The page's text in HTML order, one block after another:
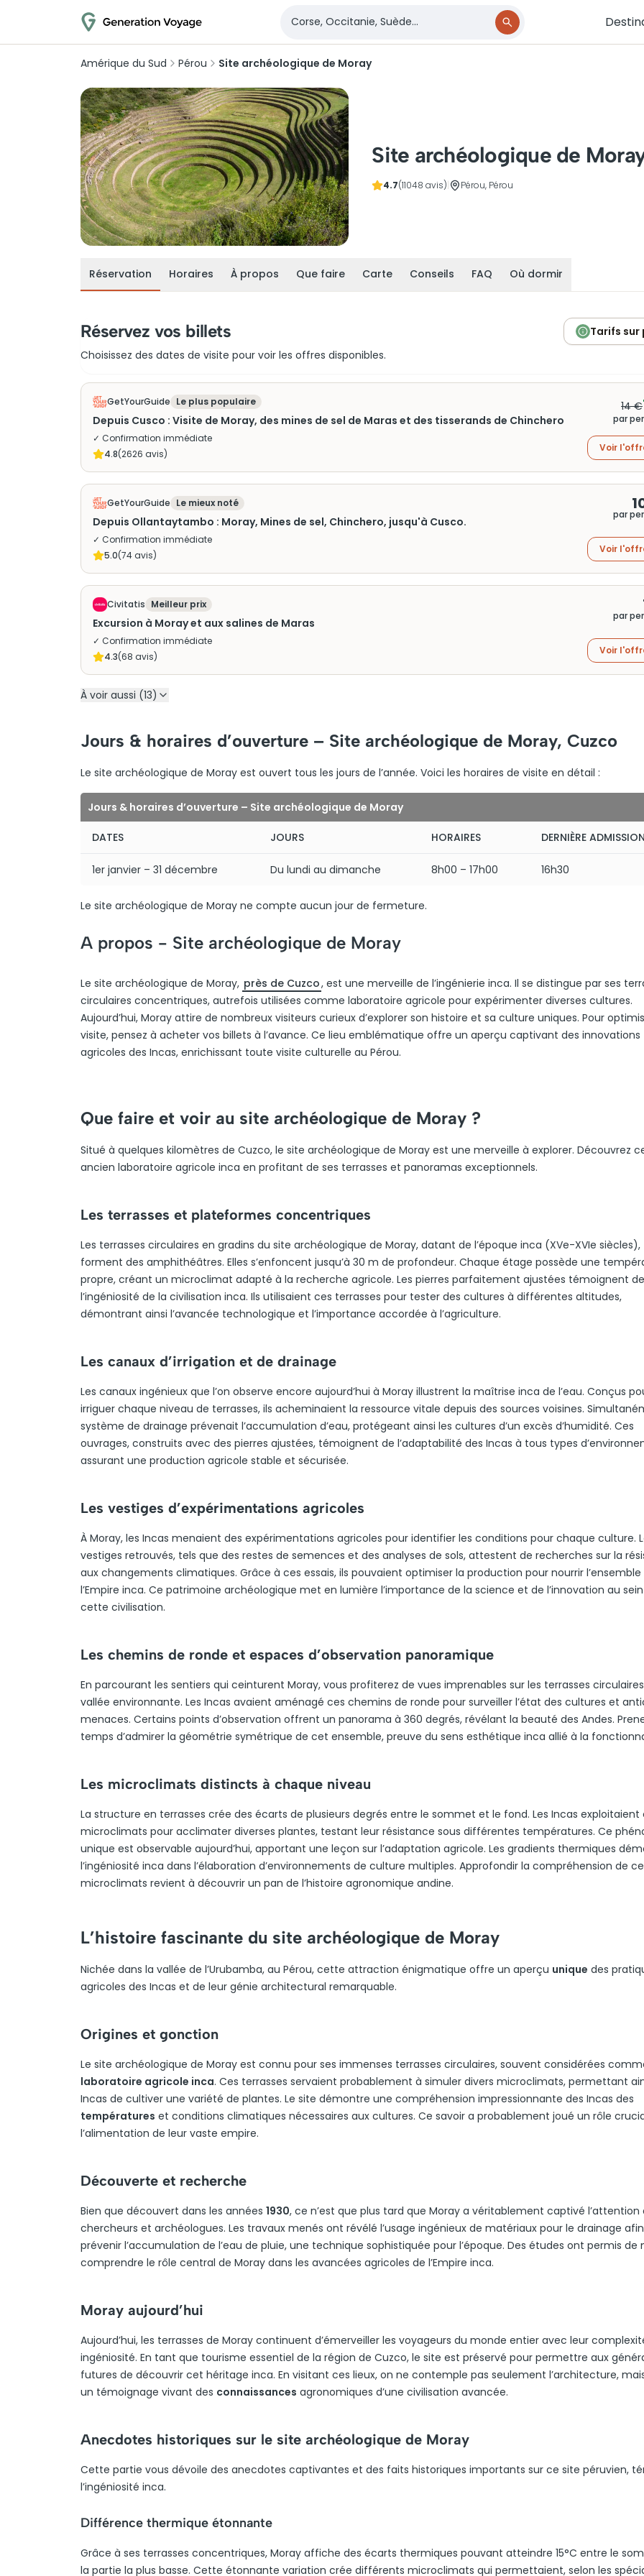
Amérique du Sud Pérou Site archéologique de Moray
Site archéologique de
4.7(11048 avis) Pérou, Pérou
Réservation Horaires À propos Que faire Carte Conseils FAQ Où dormir
Réservez vos billets
Choisissez des dates de visite pour voir les offres disponibles.
Tarifs sur
GetYourGuide Le plus populaire
Depuis Cusco : Visite de Moray, des mines de sel de Maras et des tisserands de Chinchero
✓ Confirmation immédiate
4.8(2626 avis)
14 €
par
Voir
GetYourGuide Le mieux noté
Depuis Ollantaytambo : Moray, Mines de sel, Chinchero, jusqu'à Cusco.
✓ Confirmation immédiate
5.0(74avis)
par
Voir
Civitatis Meilleur prix
Excursion à Moray et aux salines de Maras
✓ Confirmation immédiate
4.3(68 avis)
par
Voir
À voir aussi (13)
Jours & horaires d’ouverture – Site archéologique de Moray, Cuzco
Le site archéologique de Moray est ouvert tous les jours de l’année. Voici les horaires de visite en détail :
Jours & horaires d’ouverture – Site archéologique de Moray
DATES JOURS HORAIRES DERNIÈRE
1er janvier – 31 décembre Du lundi au dimanche 8h00 – 17h00 16h30
Le site archéologique de Moray ne compte aucun jour de fermeture.
A propos - Site archéologique de Moray
Le site archéologique de Moray, près de Cuzco, est une merveille de l’ingénierie inca. Il se distingue par ses
circulaires concentriques, autrefois utilisées comme laboratoire agricole pour expérimenter diverses cultures.
Aujourd’hui, Moray attire de nombreux visiteurs curieux d’explorer son histoire et sa culture uniques. Pour
visite, pensez à acheter vos billets à l’avance. Ce lieu emblématique offre un aperçu captivant des innovations
agricoles des Incas, enrichissant toute visite culturelle au Pérou.
Que faire et voir au site archéologique de Moray ?
Situé à quelques kilomètres de Cuzco, le site archéologique de Moray est une merveille à explorer. Découvrez
ancien laboratoire agricole inca en profitant de ses terrasses et panoramas exceptionnels.
Les terrasses et plateformes concentriques
Les terrasses circulaires en gradins du site archéologique de Moray, datant de l’époque inca (XVe-XVIe siècles),
forment des amphithéâtres. Elles s’enfoncent jusqu’à 30 m de profondeur. Chaque étage possède une
propre, créant un microclimat adapté à la recherche agricole. Les pierres parfaitement ajustées témoignent de
l’ingéniosité de la civilisation inca. Ils utilisaient ces terrasses pour tester des cultures à différentes altitudes,
démontrant ainsi l’avancée technologique et l’importance accordée à l’agriculture.
Les canaux d’irrigation et de drainage
Les canaux ingénieux que l’on observe encore aujourd’hui à Moray illustrent la maîtrise inca de l’eau. Conçus
irriguer chaque niveau de terrasses, ils acheminaient la ressource vitale depuis des sources voisines.
système de drainage prévenait l’accumulation d’eau, protégeant ainsi les cultures d’un excès d’humidité. Ces
ouvrages, construits avec des pierres ajustées, témoignent de l’adaptabilité des Incas à tous types
assurant une production agricole stable et sécurisée.
Les vestiges d’expérimentations agricoles
À Moray, les Incas menaient des expérimentations agricoles pour identifier les conditions pour chaque culture.
vestiges retrouvés, tels que des restes de semences et des analyses de sols, attestent de recherches sur la
aux changements climatiques. Grâce à ces essais, ils pouvaient optimiser la production pour nourrir l’ensemble
l’Empire inca. Ce patrimoine archéologique met en lumière l’importance de la science et de l’innovation au
cette civilisation.
Les chemins de ronde et espaces d’observation panoramique
En parcourant les sentiers qui ceinturent Moray, vous profiterez de vues imprenables sur les terrasses
vallée environnante. Les Incas avaient aménagé ces chemins de ronde pour surveiller l’état des cultures et
menaces. Certains points d’observation offrent un panorama à 360 degrés, révélant la beauté des Andes.
temps d’admirer la géométrie symétrique de cet ensemble, preuve du sens esthétique inca allié à la
Les microclimats distincts à chaque niveau
La structure en terrasses crée des écarts de plusieurs degrés entre le sommet et le fond. Les Incas exploitaient
microclimats pour acclimater diverses plantes, testant leur résistance sous différentes températures. Ce
unique est observable aujourd’hui, apportant une leçon sur l’adaptation agricole. Les gradients thermiques
l’ingéniosité inca dans l’élaboration d’environnements de culture multiples. Approfondir la compréhension de
microclimats revient à découvrir un pan de l’histoire agronomique andine.
L’histoire fascinante du site archéologique de Moray
Nichée dans la vallée de l’Urubamba, au Pérou, cette attraction énigmatique offre un aperçu unique des
agricoles des Incas et de leur génie architectural remarquable.
Origines et gonction
Le site archéologique de Moray est connu pour ses immenses terrasses circulaires, souvent considérées
laboratoire agricole inca. Ces terrasses servaient probablement à simuler divers microclimats, permettant
Incas de cultiver une variété de plantes. Le site démontre une compréhension impressionnante des Incas des
températures et conditions climatiques nécessaires aux cultures. Ce savoir a probablement joué un rôle
l’alimentation de leur vaste empire.
Découverte et recherche
Bien que découvert dans les années 1930, ce n’est que plus tard que Moray a véritablement captivé l’attention
chercheurs et archéologues. Les travaux menés ont révélé l’usage ingénieux de matériaux pour le drainage
prévenir l’accumulation de l’eau de pluie, une technique sophistiquée pour l’époque. Des études ont permis de
comprendre le rôle central de Moray dans les avancées agricoles de l’Empire inca.
Moray aujourd’hui
Aujourd’hui, les terrasses de Moray continuent d’émerveiller les voyageurs du monde entier avec leur
ingéniosité. En tant que tourisme essentiel de la région de Cuzco, le site est préservé pour permettre aux
futures de découvrir cet héritage inca. En visitant ces lieux, on ne contemple pas seulement l’architecture,
un témoignage vivant des connaissances agronomiques d’une civilisation avancée.
Anecdotes historiques sur le site archéologique de Moray
Cette partie vous dévoile des anecdotes captivantes et des faits historiques importants sur ce site péruvien,
l’ingéniosité inca.
Différence thermique étonnante
Grâce à ses terrasses concentriques, Moray affiche des écarts thermiques pouvant atteindre 15°C entre le
la partie la plus basse. Cette étonnante variation crée différents microclimats qui permettaient, selon les